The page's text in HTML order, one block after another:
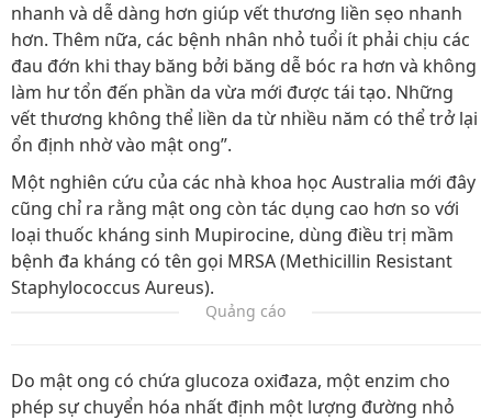
nhanh và dễ dàng hơn giúp vết thương liền sẹo nhanh
hơn. Thêm nữa, các bệnh nhân nhỏ tuổi ít phải chịu các
đau đớn khi thay băng bởi băng dễ bóc ra hơn và không
làm hư tổn đến phần da vừa mới được tái tạo. Những
vết thương không thể liền da từ nhiều năm có thể trở lại
ổn định nhờ vào mật ong”.
Một nghiên cứu của các nhà khoa học Australia mới đây
cũng chỉ ra rằng mật ong còn tác dụng cao hơn so với
loại thuốc kháng sinh Mupirocine, dùng điều trị mầm
bệnh đa kháng có tên gọi MRSA (Methicillin Resistant
Staphylococcus Aureus).
Quảng cáo
Do mật ong có chứa glucoza oxiđaza, một enzim cho
phép sự chuyển hóa nhất định một lượng đường nhỏ